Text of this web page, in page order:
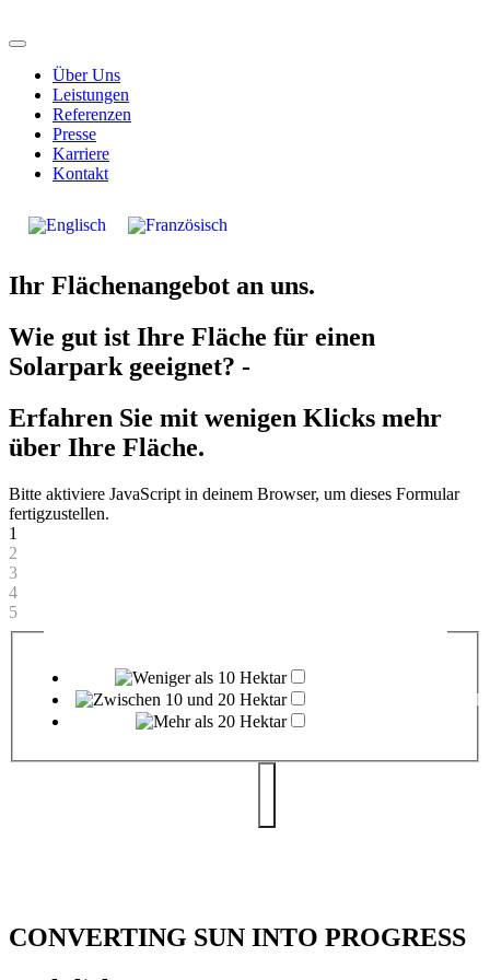
Über Uns
Leistungen
Referenzen
Presse
Karriere
Kontakt
Ihr Flächenangebot an uns.
Wie gut ist Ihre Fläche für einen
Solarpark geeignet? -
Erfahren Sie mit wenigen Klicks mehr
über Ihre Fläche.
Bitte aktiviere JavaScript in deinem Browser, um dieses Formular
fertigzustellen.
1
2
3
4
5
Zwischen 10 und 20
CONVERTING SUN INTO PROGRESS